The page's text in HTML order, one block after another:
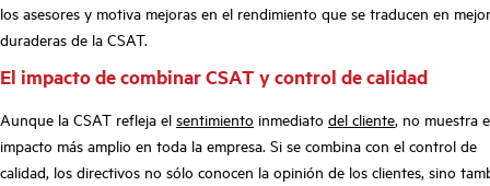
los asesores y motiva mejoras en el rendimiento que se traducen en
duraderas de la CSAT.
El impacto de combinar CSAT y control de calidad
Aunque la CSAT refleja el sentimiento inmediato del cliente, no muestra
impacto más amplio en toda la empresa. Si se combina con el control de
calidad, los directivos no sólo conocen la opinión de los clientes, sino